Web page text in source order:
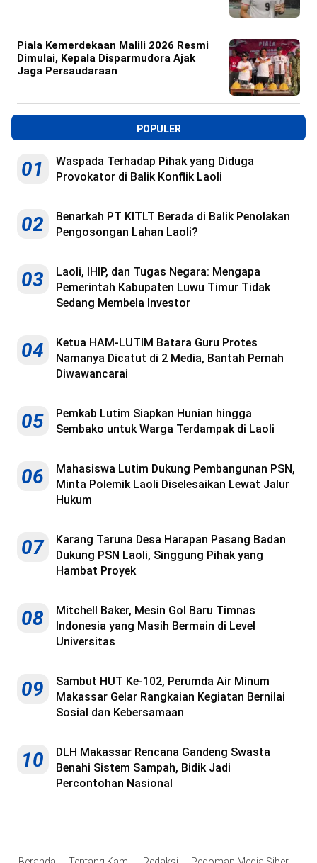
Piala Kemerdekaan Malili 2026 Resmi
Dimulai, Kepala Disparmudora Ajak
Jaga Persaudaraan
POPULER
01
Waspada Terhadap Pihak yang Diduga
Provokator di Balik Konflik Laoli
02
Benarkah PT KITLT Berada di Balik Penolakan
Pengosongan Lahan Laoli?
03
Laoli, IHIP, dan Tugas Negara: Mengapa
Pemerintah Kabupaten Luwu Timur Tidak
Sedang Membela Investor
04
Ketua HAM-LUTIM Batara Guru Protes
Namanya Dicatut di 2 Media, Bantah Pernah
Diwawancarai
05
Pemkab Lutim Siapkan Hunian hingga
Sembako untuk Warga Terdampak di Laoli
06
Mahasiswa Lutim Dukung Pembangunan PSN,
Minta Polemik Laoli Diselesaikan Lewat Jalur
Hukum
07
Karang Taruna Desa Harapan Pasang Badan
Dukung PSN Laoli, Singgung Pihak yang
Hambat Proyek
08
Mitchell Baker, Mesin Gol Baru Timnas
Indonesia yang Masih Bermain di Level
Universitas
09
Sambut HUT Ke-102, Perumda Air Minum
Makassar Gelar Rangkaian Kegiatan Bernilai
Sosial dan Kebersamaan
10
DLH Makassar Rencana Gandeng Swasta
Benahi Sistem Sampah, Bidik Jadi
Percontohan Nasional